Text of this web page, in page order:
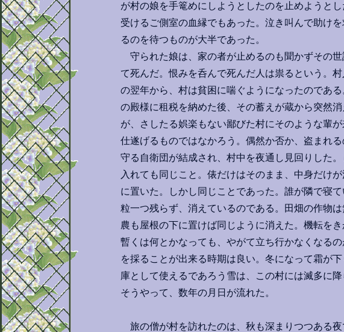
が村の娘を手篭めにしようとしたのを止めようと
受けるご側室の血縁でもあった。泣き叫んで助け
るのを待つものが大半であった。
守られた娘は、家の者が止めるのも聞かずその
て死んだ。恨みを呑んで死んだ人は祟るという。
の翌年から、村は貧困に喘ぐようになったのであ
の殿様に租税を納めた後、その蓄えが蔵から突然
が、さしたる娯楽もない鄙びた村にそのような輩
仕遂げるものではなかろう。偶然か否か、盗まれ
守る自衛団が結成され、村中を夜通し見回りした
入れても同じこと。俵だけはそのまま、中身だけ
に置いた。しかし同じことであった。誰が隣で寝
粒一つ残らず、消えているのである。田畑の作物
農も屋根の下に置けば同じように消えた。機転を
暫くは何とかなっても、やがて立ち行かなくなる
を採ることが出来る時期は良い。冬になって霜が
庫として使えるであろう雪は、この村には滅多に
そうやって、数年の月日が流れた。
旅の僧が村を訪れたのは、秋も深まりつつある